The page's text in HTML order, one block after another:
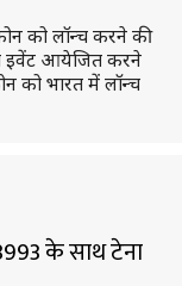
को लॉन्च करने की
इवेंट आयेजित करने
को भारत में लॉन्च
के साथ टेना